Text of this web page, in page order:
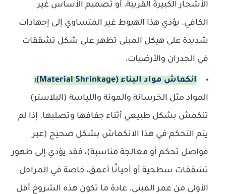
الأشجار الكبيرة القريبة، أو تصميم الأساس غير
الكافي. يؤدي هذا الهبوط غير المتساوي إلى إجهادات
شديدة على هيكل المبنى تظهر على شكل تشققات
في الجدران والأرضيات.
انكماش مواد البناء (Material Shrinkage):
المواد مثل الخرسانة والمونة واللياسة (البلاستر)
تنكمش بشكل طبيعي أثناء جفافها وتصلبها. إذا لم
يتم التحكم في هذا الانكماش بشكل صحيح (عبر
فواصل تحكم أو معالجة مناسبة)، فقد يؤدي إلى ظهور
تشققات سطحية أو أحيانًا أعمق، خاصة في المراحل
الأولى من عمر المبنى. عادة ما تكون هذه الشروخ أقل